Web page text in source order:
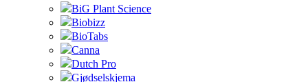
BiG Plant Science
Biobizz
BioTabs
Canna
Dutch Pro
Gjødselskjema